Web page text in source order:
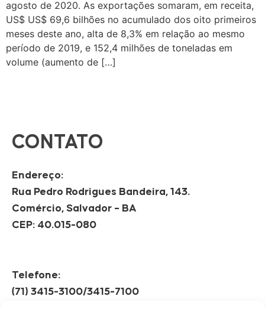
agosto de 2020. As exportações somaram, em receita,
US$ US$ 69,6 bilhões no acumulado dos oito primeiros
meses deste ano, alta de 8,3% em relação ao mesmo
período de 2019, e 152,4 milhões de toneladas em
volume (aumento de […]
CONTATO
Endereço:
Rua Pedro Rodrigues Bandeira, 143.
Comércio, Salvador – BA
CEP: 40.015-080
Telefone:
(71) 3415-3100/3415-7100